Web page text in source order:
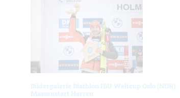
Bildergalerie Biathlon IBU Weltcup Oslo (NOR)
Massenstart Herren